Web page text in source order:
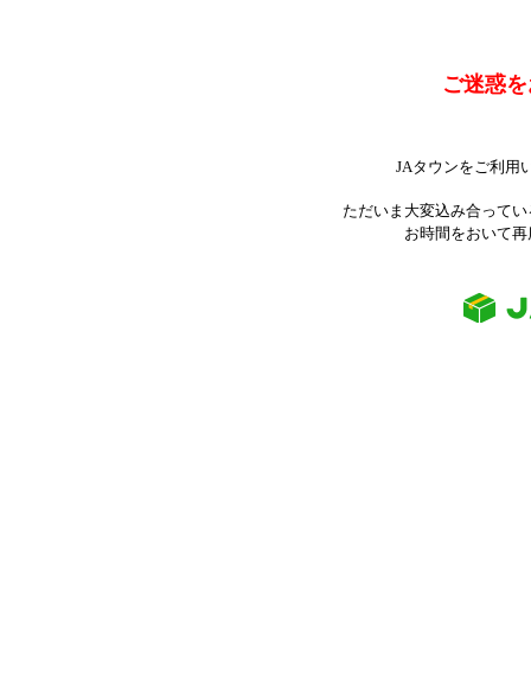
ご迷惑
JAタウンをご利用
ただいま大変込み合って
お時間をおいて